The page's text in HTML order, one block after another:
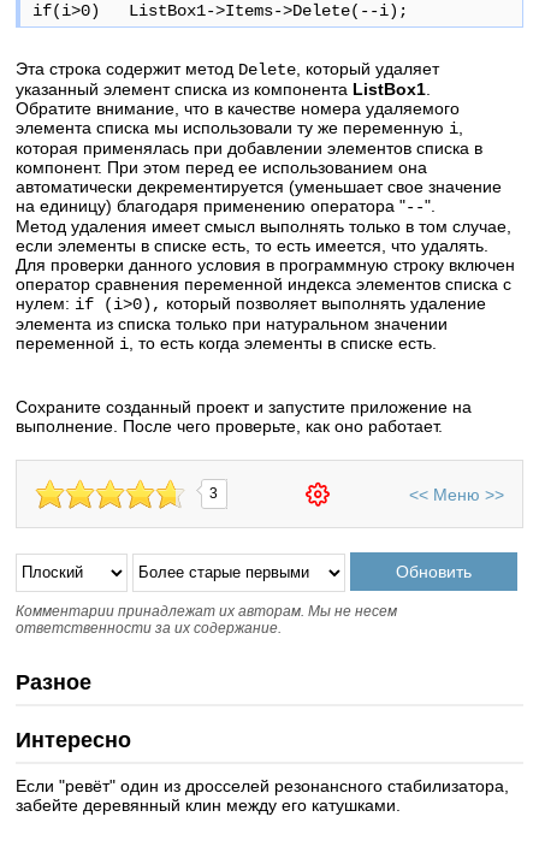
if(i>0) ListBox1->Items->Delete(--i);
Эта строка содержит метод Delete , который удаляет
указанный элемент списка из компонента ListBox1
Обратите внимание, что в качестве номера удаляемого
элемента списка мы использовали ту же переменную i
которая применялась при добавлении элементов списка в
компонент. При этом перед ее использованием она
автоматически декрементируется (уменьшает свое значение
на единицу) благодаря применению оператора "--".
Метод удаления имеет смысл выполнять только в том случае,
если элементы в списке есть, то есть имеется, что удалять.
Для проверки данного условия в программную строку включен
оператор сравнения переменной индекса элементов списка с
нулем: if (i>0), который позволяет выполнять удаление
элемента из списка только при натуральном значении
переменной i , то есть когда элементы в списке есть.
Сохраните созданный проект и запустите приложение на
выполнение. После чего проверьте, как оно работает.
3 << Меню >>
Комментарии принадлежат их авторам. Мы не несем
ответственности за их содержание.
Разное
Интересно
Если "ревёт" один из дросселей резонансного стабилизатора,
забейте деревянный клин между его катушками.